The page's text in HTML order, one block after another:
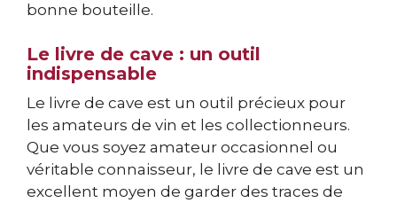
bonne bouteille.
Le livre de cave : un outil
indispensable
Le livre de cave est un outil précieux pour
les amateurs de vin et les collectionneurs.
Que vous soyez amateur occasionnel ou
véritable connaisseur, le livre de cave est un
excellent moyen de garder des traces de